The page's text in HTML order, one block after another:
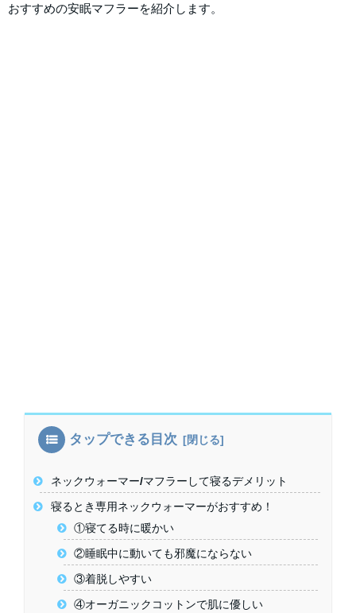
おすすめの安眠マフラーを紹介します。
タップできる目次
ネックウォーマー/マフラーして寝るデメリット
寝るとき専用ネックウォーマーがおすすめ！
①寝てる時に暖かい
②睡眠中に動いても邪魔にならない
③着脱しやすい
④オーガニックコットンで肌に優しい